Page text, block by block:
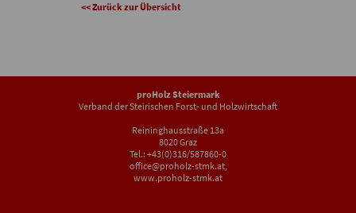
<< Zurück zur Übersicht
proHolz Steiermark
Verband der Steirischen Forst- und Holzwirtschaft
Reininghausstraße 13a
8020 Graz
Tel.: +43(0)316/587860-0
office@proholz-stmk.at,
www.proholz-stmk.at